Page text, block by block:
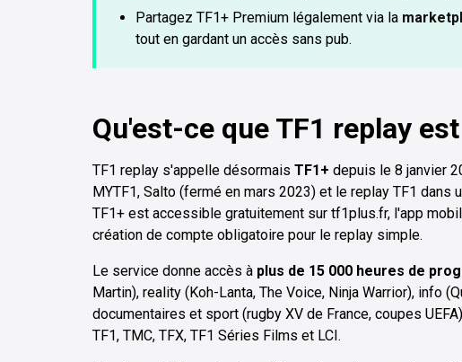
Partagez TF1+ Premium légalement via la
tout en gardant un accès sans pub.
Qu'est-ce que TF1 replay
TF1 replay s'appelle désormais TF1+ depuis le 8 janvier
MYTF1, Salto (fermé en mars 2023) et le replay TF1 dans
TF1+ est accessible gratuitement sur tf1plus.fr, l'app
création de compte obligatoire pour le replay simple.
Le service donne accès à plus de 15 000 heures de
Martin), reality (Koh-Lanta, The Voice, Ninja Warrior), info
documentaires et sport (rugby XV de France, coupes
TF1, TMC, TFX, TF1 Séries Films et LCI.